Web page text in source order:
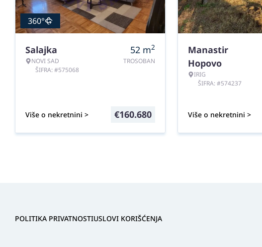
360°
Salajka
NOVI SAD
ŠIFRA: #575068
52 m2
TROSOBAN
Više o nekretnini > €160.680
Manastir
Hopovo
IRIG
ŠIFRA: #574237
Više o nekretnini >
POLITIKA PRIVATNOSTIUSLOVI KORIŠĆENJA